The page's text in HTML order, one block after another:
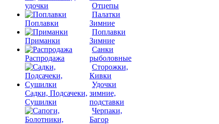
удочки
Поплавки
Приманки
Распродажа
Садки, Подсачеки,
Сушилки
Отцепы
Палатки
Зимние
Поплавки
Зимние
Санки
рыболовные
Сторожки,
Кивки
Удочки
зимние,
подставки
Черпаки,
Багор